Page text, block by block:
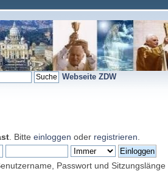
Webseite ZDW
. Bitte einloggen oder registrieren
Passwort und Sitzungslänge